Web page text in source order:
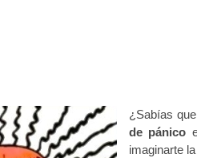
¿Sabías
de pánico
imaginarte